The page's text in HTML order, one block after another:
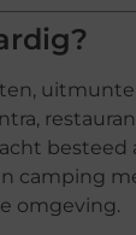
besteed
camping
omgeving.